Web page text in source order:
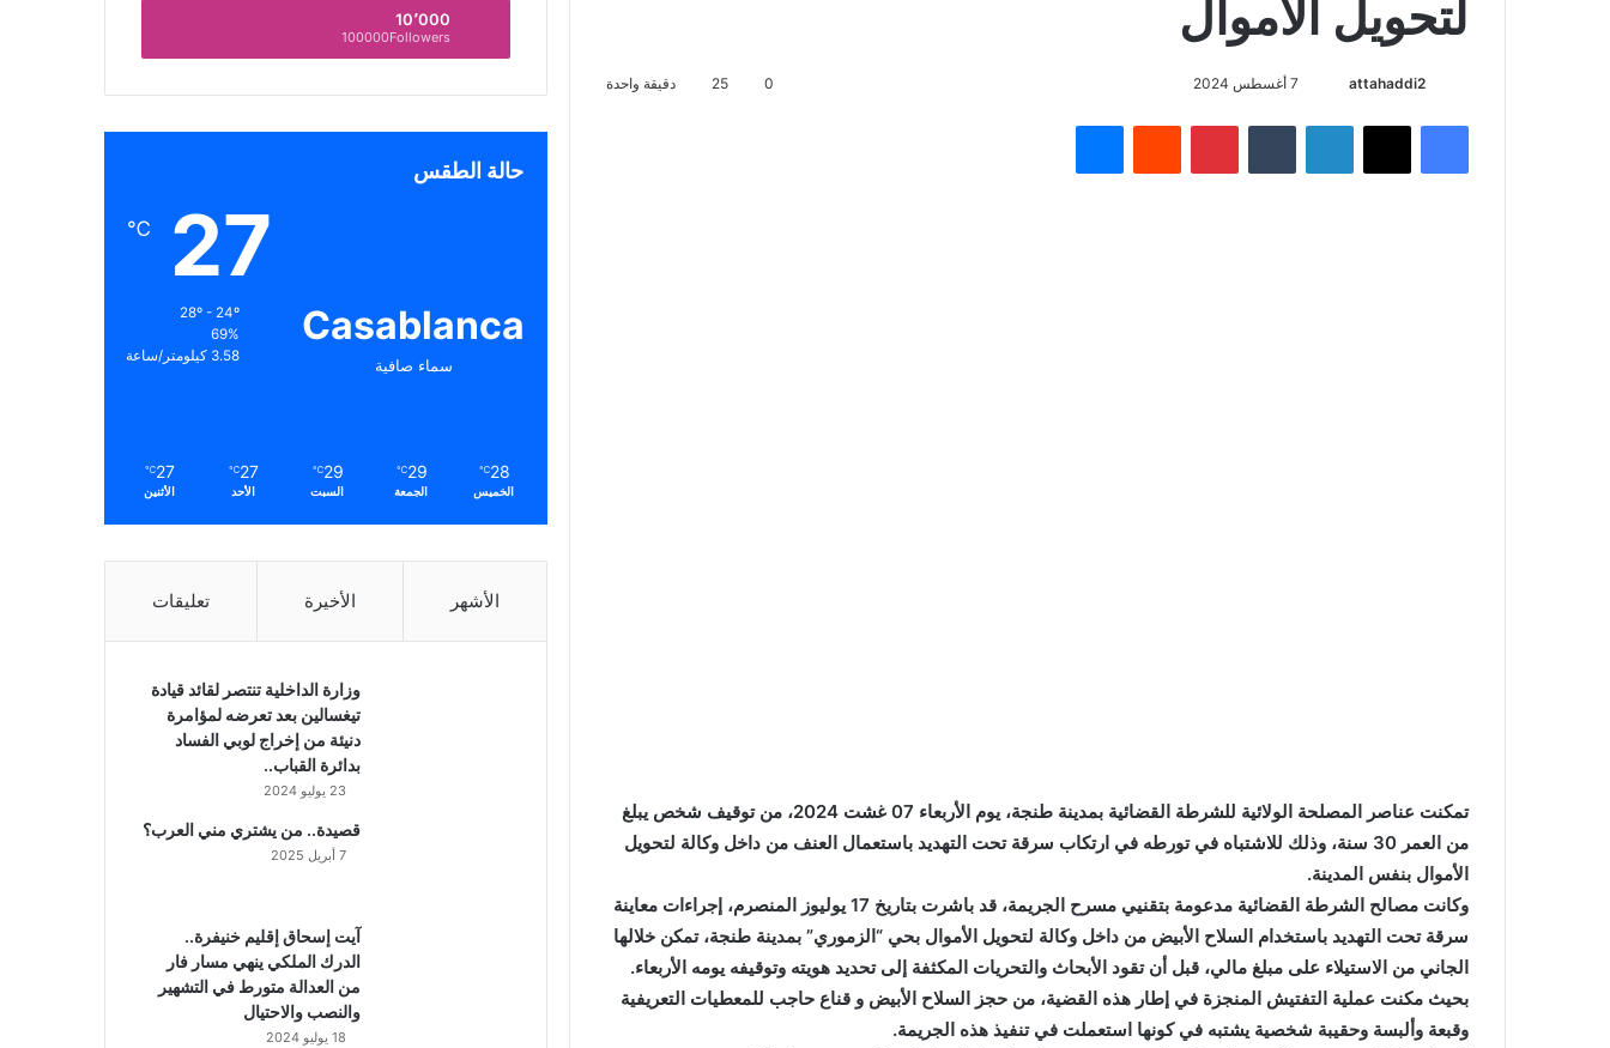
لتحويل الاموال
attahaddi2 7 أغسطس 2024 0
25 دقيقة واحدة
فيسبوك X لينكدإن بينتيريست ماسنجر
تمكنت عناصر المصلحة الولائية للشرطة القضائية بمدينة طنجة، يوم الأربعاء 07 غشت 2024، من توقيف شخص يبلغ
من العمر 30 سنة، وذلك للاشتباه في تورطه في ارتكاب سرقة تحت التهديد باستعمال العنف من داخل وكالة لتحويل
الأموال بنفس المدينة.
وكانت مصالح الشرطة القضائية مدعومة بتقنيي مسرح الجريمة، قد باشرت بتاريخ 17 يوليوز المنصرم، إجراءات معاينة
سرقة تحت التهديد باستخدام السلاح الأبيض من داخل وكالة لتحويل الأموال بحي “الزموري” بمدينة طنجة، تمكن خلالها
الجاني من الاستيلاء على مبلغ مالي، قبل أن تقود الأبحاث والتحريات المكثفة إلى تحديد هويته وتوقيفه يومه الأربعاء.
بحيث مكنت عملية التفتيش المنجزة في إطار هذه القضية، من حجز السلاح الأبيض و قناع حاجب للمعطيات التعريفية
وقبعة وألبسة وحقيبة شخصية يشتبه في كونها استعملت في تنفيذ هذه الجريمة.
10٬000
100000Followers
حالة الطقس
Casablanca
سماء صافية
27
℃
69%
3.58 كيلومتر/ساعة
28
℃
الخميس
29
℃
الجمعة
29
℃
السبت
27
℃
الأحد
27
℃
الأثنين
الأشهر الأخيرة تعليقات
وزارة الداخلية تنتصر لقائد قيادة
تيغسالين بعد تعرضه لمؤامرة
دنيئة من إخراج لوبي الفساد
بدائرة القباب..
23 يوليو 2024
قصيدة.. من يشتري مني العرب؟
7 أبريل 2025
آيت إسحاق إقليم خنيفرة..
الدرك الملكي ينهي مسار فار
من العدالة متورط في التشهير
والنصب والاحتيال
18 يوليو 2024